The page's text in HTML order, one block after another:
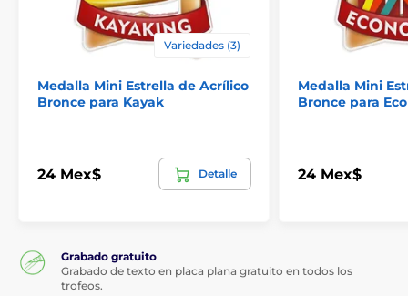
Variedades (3)
Medalla Mini Estrella de Acrílico
Bronce para Kayak
24 Mex$ Detalle
Medalla Mini
Bronce para
24 Mex$
Grabado gratuito
Grabado de texto en placa plana gratuito en todos los
trofeos.